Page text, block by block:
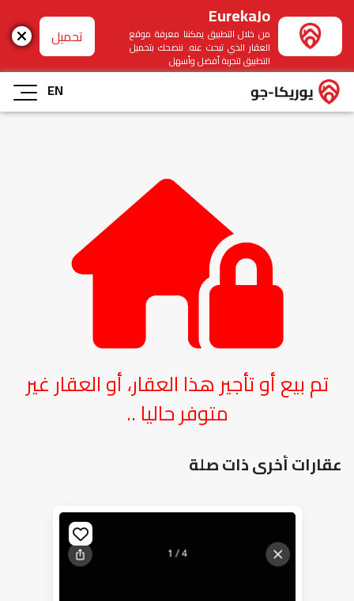
EurekaJo
من خلال التطبيق يمكننا معرفة موقع
العقار الذي تبحث عنه. ننصحك بتحميل
التطبيق لتجربة أفضل وأسهل
تحميل
EN
تم بيع أو تأجير هذا العقار، أو العقار غير
متوفر حاليا ..
عقارات أخرى ذات صلة